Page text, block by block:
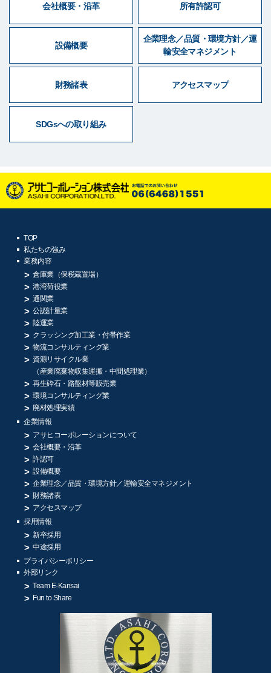
会社概要・沿革 所有許認可
設備概要
企業理念／品質・環境方針／運
輸安全マネジメント
財務諸表 アクセスマップ
SDGsへの取り組み
TOP
私たちの強み
業務内容
倉庫業（保税蔵置場）
港湾荷役業
通関業
公認計量業
陸運業
クラッシング加工業・付帯作業
物流コンサルティング業
資源リサイクル業
（産業廃棄物収集運搬・中間処理業）
再生砕石・路盤材等販売業
環境コンサルティング業
廃材処理実績
企業情報
アサヒコーポレーションについて
会社概要・沿革
許認可
設備概要
企業理念／品質・環境方針／運輸安全マネジメント
財務諸表
アクセスマップ
採用情報
新卒採用
中途採用
プライバシーポリシー
外部リンク
Team E-Kansai
Fun to Share